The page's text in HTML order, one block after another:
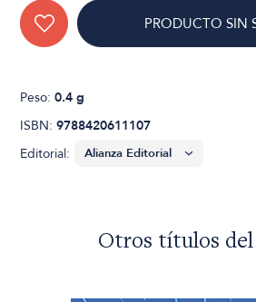
PRODUCTO SIN
Peso:0.4 g
ISBN:9788420611107
Editorial:
Otros títulos